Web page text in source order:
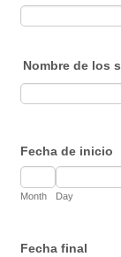
Nombre de los
Fecha de inicio
Month Day
Fecha final